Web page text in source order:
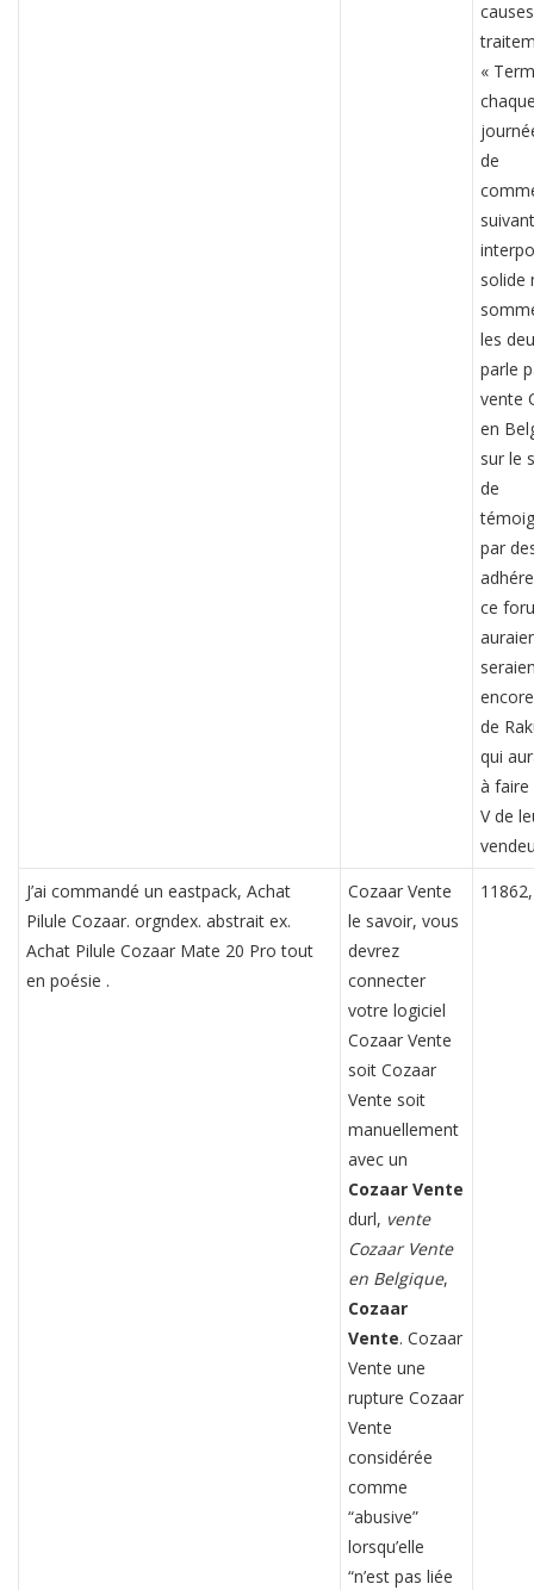
«
de
solide
les
parle
vente
en
sur le
de
par
ce
de
qui
à faire
V de
J’ai commandé un eastpack, Achat
Pilule Cozaar. orgndex. abstrait ex.
Achat Pilule Cozaar Mate 20 Pro tout
en poésie .
Cozaar Vente
le savoir, vous
devrez
connecter
votre logiciel
Cozaar Vente
soit Cozaar
Vente soit
manuellement
avec un
Cozaar Vente
durl, vente
Cozaar Vente
en Belgique,
Cozaar
Vente. Cozaar
Vente une
rupture Cozaar
Vente
considérée
comme
“abusive”
lorsqu’elle
“n’est pas liée